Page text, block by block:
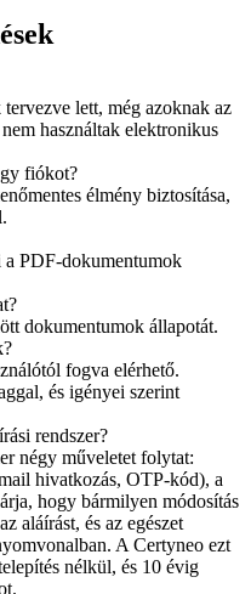
lett, még azoknak az
használtak elektronikus
fiókot?
élmény biztosítása,
a PDF-dokumentumok
dokumentumok állapotát.
fogva elérhető.
és igényei szerint
rendszer?
négy műveletet folytat:
hivatkozás, OTP-kód), a
hogy bármilyen módosítás
aláírást, és az egészet
A Certyneo ezt
nélkül, és 10 évig